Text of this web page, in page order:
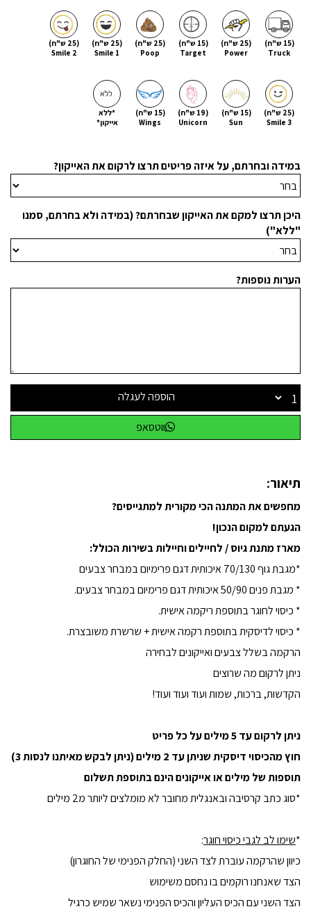
(15 ש"ח)
Truck
(25 ש"ח)
Power
(15 ש"ח)
Target
(25 ש"ח)
Poop
(25 ש"ח)
Smile 1
(25 ש"ח)
Smile 2
(25 ש"ח)
Smile 3
(15 ש"ח)
Sun
(19 ש"ח)
Unicorn
(15 ש"ח)
Wings
*ללא
אייקון*
במידה ובחרתם, על איזה פריטים תרצו לרקום את האייקון?
היכן תרצו למקם את האייקון שבחרתם? (במידה ולא בחרתם, סמנו
"ללא")
הערות נוספות?
הוספה לעגלה
ווטסאפ
תיאור:
מחפשים את המתנה הכי מקורית למתגייסים?
הגעתם למקום הנכון!
מארז מתנת גיוס / לחיילים וחיילות בשירות הכולל:
*מגבת גוף 70/130 איכותית דגם פרימיום במבחר צבעים
* מגבת פנים 50/90 איכותית דגם פרימיום במבחר צבעים.
* כיסוי לחוגר בתוספת ריקמה אישית.
* כיסוי לדיסקית בתוספת רקמה אישית+ שרשרת משובצרת.
הרקמה בשלל צבעים ואייקונים לבחירה
ניתן לרקום מה שרוצים
הקדשות, ברכות, שמות ועוד ועוד ועוד!
ניתן לרקום עד 5 מילים על כל פריט
חוץ מהכיסוי דיסקית שניתן עד 2 מילים (ניתן לבקש מאיתנו לנסות 3)
תוספות של מילים או אייקונים הינם בתוספת תשלום
*סוג כתב קרסיבה ובאנגלית מחובר לא מומלצים ליותר מ2 מילים
*שימו לב לגבי כיסוי חוגר:
כיוון שהרקמה עוברת לצד השני (החלק הפנימי של החוגרון)
הצד שאנחנו רוקמים בו נחסם משימוש
הצד השני עם הכיס העליון והכיס הפנימי נשאר שמיש כרגיל